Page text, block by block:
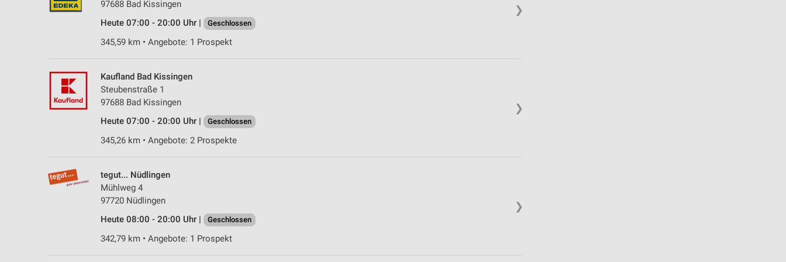
❯
97688 Bad Kissingen
Heute 07:00 - 20:00 Uhr |
Geschlossen
345,59 km • Angebote: 1 Prospekt
❯
Kaufland Bad Kissingen
Steubenstraße 1
97688 Bad Kissingen
Heute 07:00 - 20:00 Uhr |
Geschlossen
345,26 km • Angebote: 2 Prospekte
❯
tegut... Nüdlingen
Mühlweg 4
97720 Nüdlingen
Heute 08:00 - 20:00 Uhr |
Geschlossen
342,79 km • Angebote: 1 Prospekt